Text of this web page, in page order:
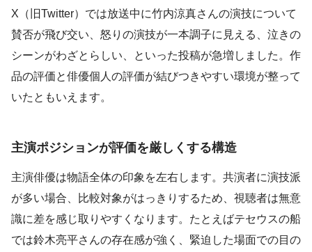
X（旧Twitter）では放送中に竹内涼真さんの演技について
賛否が飛び交い、怒りの演技が一本調子に見える、泣きの
シーンがわざとらしい、といった投稿が急増しました。作
品の評価と俳優個人の評価が結びつきやすい環境が整って
いたともいえます。
主演ポジションが評価を厳しくする構造
主演俳優は物語全体の印象を左右します。共演者に演技派
が多い場合、比較対象がはっきりするため、視聴者は無意
識に差を感じ取りやすくなります。たとえばテセウスの船
では鈴木亮平さんの存在感が強く、緊迫した場面での目の